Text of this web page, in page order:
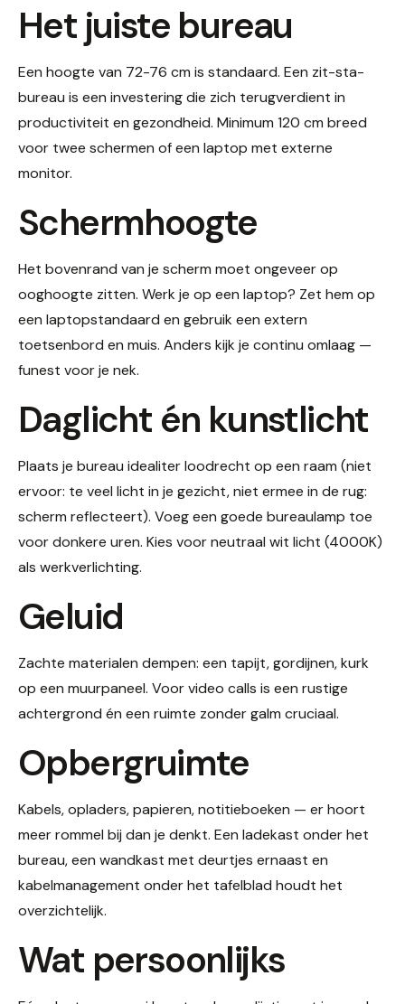
Het juiste bureau
Een hoogte van 72-76 cm is standaard. Een zit-sta-
bureau is een investering die zich terugverdient in
productiviteit en gezondheid. Minimum 120 cm breed
voor twee schermen of een laptop met externe
monitor.
Schermhoogte
Het bovenrand van je scherm moet ongeveer op
ooghoogte zitten. Werk je op een laptop? Zet hem op
een laptopstandaard en gebruik een extern
toetsenbord en muis. Anders kijk je continu omlaag —
funest voor je nek.
Daglicht én kunstlicht
Plaats je bureau idealiter loodrecht op een raam (niet
ervoor: te veel licht in je gezicht, niet ermee in de rug:
scherm reflecteert). Voeg een goede bureaulamp toe
voor donkere uren. Kies voor neutraal wit licht (4000K)
als werkverlichting.
Geluid
Zachte materialen dempen: een tapijt, gordijnen, kurk
op een muurpaneel. Voor video calls is een rustige
achtergrond én een ruimte zonder galm cruciaal.
Opbergruimte
Kabels, opladers, papieren, notitieboeken — er hoort
meer rommel bij dan je denkt. Een ladekast onder het
bureau, een wandkast met deurtjes ernaast en
kabelmanagement onder het tafelblad houdt het
overzichtelijk.
Wat persoonlijks